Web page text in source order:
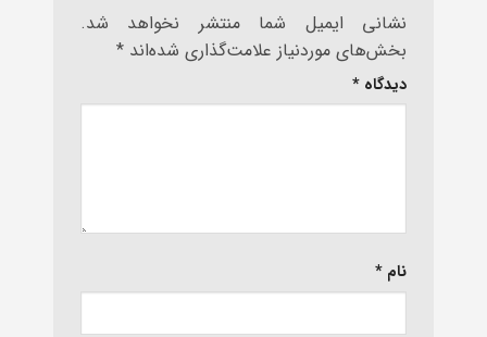
نشانی ایمیل شما منتشر نخواهد شد.
بخش‌های موردنیاز علامت‌گذاری شده‌اند *
دیدگاه *
نام *